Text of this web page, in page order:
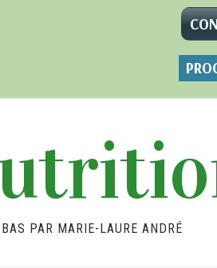
PAR MARIE-LAURE ANDRÉ